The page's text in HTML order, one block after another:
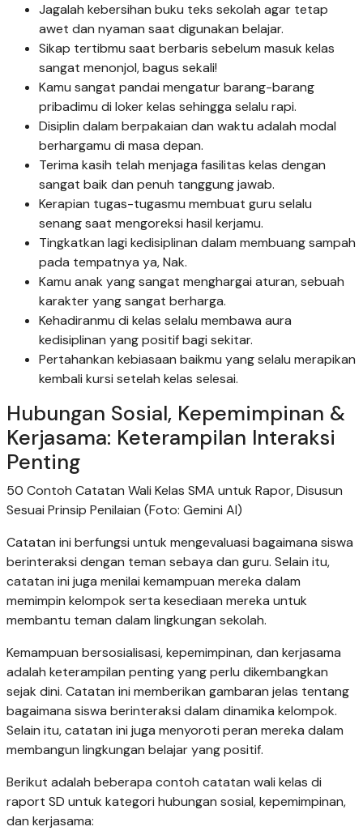
Jagalah kebersihan buku teks sekolah agar tetap
awet dan nyaman saat digunakan belajar.
Sikap tertibmu saat berbaris sebelum masuk kelas
sangat menonjol, bagus sekali!
Kamu sangat pandai mengatur barang-barang
pribadimu di loker kelas sehingga selalu rapi.
Disiplin dalam berpakaian dan waktu adalah modal
berhargamu di masa depan.
Terima kasih telah menjaga fasilitas kelas dengan
sangat baik dan penuh tanggung jawab.
Kerapian tugas-tugasmu membuat guru selalu
senang saat mengoreksi hasil kerjamu.
Tingkatkan lagi kedisiplinan dalam membuang sampah
pada tempatnya ya, Nak.
Kamu anak yang sangat menghargai aturan, sebuah
karakter yang sangat berharga.
Kehadiranmu di kelas selalu membawa aura
kedisiplinan yang positif bagi sekitar.
Pertahankan kebiasaan baikmu yang selalu merapikan
kembali kursi setelah kelas selesai.
Hubungan Sosial, Kepemimpinan &
Kerjasama: Keterampilan Interaksi
Penting
50 Contoh Catatan Wali Kelas SMA untuk Rapor, Disusun
Sesuai Prinsip Penilaian (Foto: Gemini AI)
Catatan ini berfungsi untuk mengevaluasi bagaimana siswa
berinteraksi dengan teman sebaya dan guru. Selain itu,
catatan ini juga menilai kemampuan mereka dalam
memimpin kelompok serta kesediaan mereka untuk
membantu teman dalam lingkungan sekolah.
Kemampuan bersosialisasi, kepemimpinan, dan kerjasama
adalah keterampilan penting yang perlu dikembangkan
sejak dini. Catatan ini memberikan gambaran jelas tentang
bagaimana siswa berinteraksi dalam dinamika kelompok.
Selain itu, catatan ini juga menyoroti peran mereka dalam
membangun lingkungan belajar yang positif.
Berikut adalah beberapa contoh catatan wali kelas di
raport SD untuk kategori hubungan sosial, kepemimpinan,
dan kerjasama: